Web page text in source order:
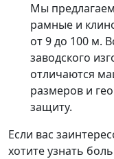
Мы
рамные и
от 9 до 100 м.
заводского
отличаются
размеров и
защиту.
Если вас
хотите узнать